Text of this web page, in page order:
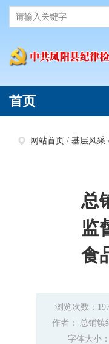
首页
网站首页 / 基层风采
总
监
食
浏览次数：
作者： 总铺镇
字体大小：